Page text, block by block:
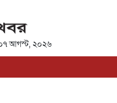
আগস্ট, ২০২৬